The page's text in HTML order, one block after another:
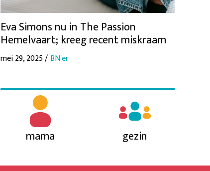
Eva Simons nu in The Passion
Hemelvaart; kreeg recent miskraam
mei 29, 2025 / BN'er
mama gezin